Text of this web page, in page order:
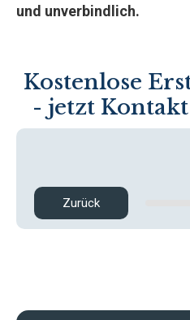
und unverbindlich.
Kostenlose
- jetzt
Zurück